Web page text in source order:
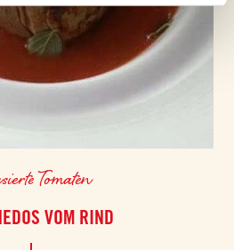
Weitere Informationen finden Sie
Tomaten
VOM RIND